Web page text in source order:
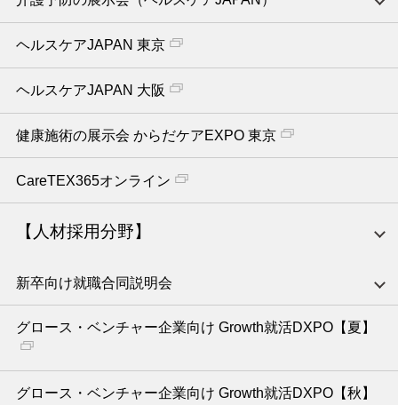
ヘルスケアJAPAN 東京
ヘルスケアJAPAN 大阪
健康施術の展示会 からだケアEXPO 東京
CareTEX365オンライン
【人材採用分野】
新卒向け就職合同説明会
グロース・ベンチャー企業向け Growth就活DXPO【夏】
グロース・ベンチャー企業向け Growth就活DXPO【秋】